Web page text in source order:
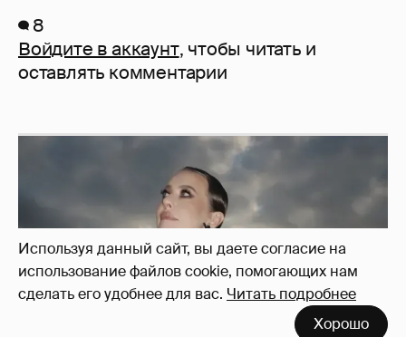
Используя данный сайт, вы даете согласие на
использование файлов cookie, помогающих нам
сделать его удобнее для вас. Читать подробнее
Хорошо
8
Войдите в аккаунт, чтобы читать и
оставлять комментарии